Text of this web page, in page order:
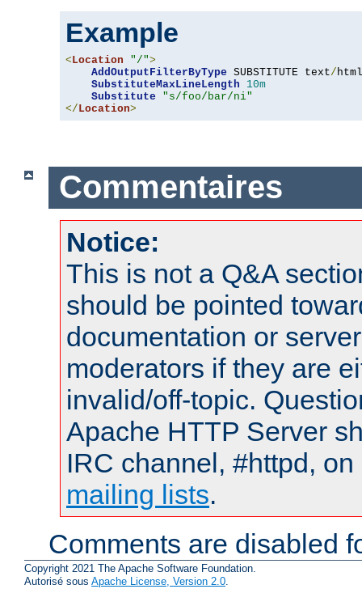
Example
<Location "/">
AddOutputFilterByType SUBSTITUTE text/ html
SubstituteMaxLineLength
10m
Substitute
"s/foo/bar/ni"
</Location>
Commentaires
Notice:
This is not a Q&A
should be pointed
documentation or
moderators if they are
invalid/off-topic.
Apache HTTP Server
IRC channel, #httpd,
mailing lists.
Comments are disabled
Copyright 2021 The Apache Software Foundation.
Autorisé sous Apache License, Version 2.0.